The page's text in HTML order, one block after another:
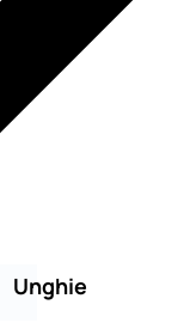
Unghie